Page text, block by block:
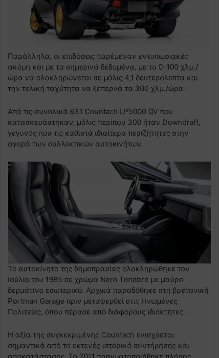
Παράλληλα, οι επιδόσεις παρέμεναν εντυπωσιακές
ακόμη και με τα σημερινά δεδομένα, με το 0-100 χλμ./
ώρα να ολοκληρώνεται σε μόλις 4,1 δευτερόλεπτα και
την τελική ταχύτητα να ξεπερνά τα 300 χλμ./ώρα.
Από τις συνολικά 631 Countach LP5000 QV που
κατασκευάστηκαν, μόλις περίπου 300 ήταν Downdraft,
γεγονός που τις καθιστά ιδιαίτερα περιζήτητες στην
αγορά των συλλεκτικών αυτοκινήτων.
Το αυτοκίνητο της δημοπρασίας ολοκληρώθηκε τον
Ιούλιο του 1985 σε χρώμα Nero Tenebre με μαύρο
δερμάτινο εσωτερικό. Αρχικά παραδόθηκε στη βρετανική
Portman Garage πριν μεταφερθεί στις Ηνωμένες
Πολιτείες, όπου πέρασε από διάφορους ιδιοκτήτες.
Η αξία της συγκεκριμένης Countach ενισχύεται
σημαντικά από το εκτενές ιστορικό συντήρησης και
αποκατάστασης. Το 2011 πραγματοποιήθηκε πλήρης